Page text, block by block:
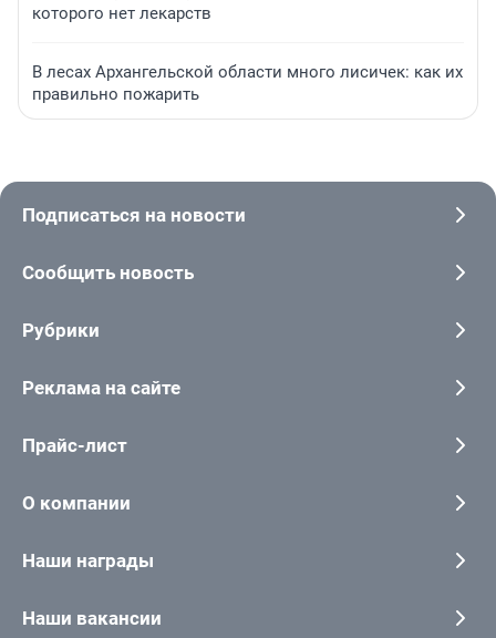
которого нет лекарств
В лесах Архангельской области много лисичек: как их
правильно пожарить
Подписаться на новости
Сообщить новость
Рубрики
Реклама на сайте
Прайс-лист
О компании
Наши награды
Наши вакансии